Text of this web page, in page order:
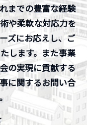
までの豊富な経験
や柔軟な対応力を
ズにお応えし、ご
します。また事業
の実現に貢献する
に関するお問い合